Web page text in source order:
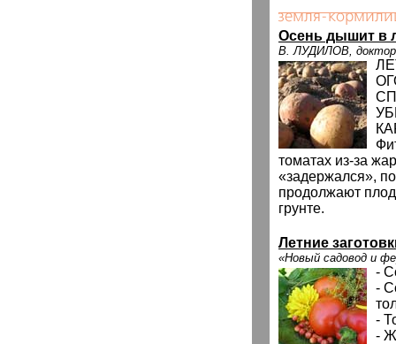
Осень дышит в
В. ЛУДИЛОВ, доктор
томатах из-за
«задержался»,
продолжают
грунте.
Летние
«Новый садовод и
-
-
-
-